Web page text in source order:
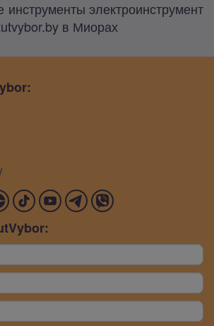
инструменты электроинструмент
в Миорах